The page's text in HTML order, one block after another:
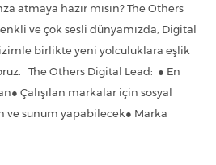
atmaya hazır mısın? The Others
ve çok sesli dünyamızda, Digital
birlikte yeni yolculuklara eşlik
The Others Digital Lead: ● En
Çalışılan markalar için sosyal
ve sunum yapabilecek● Marka